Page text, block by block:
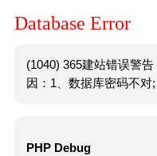
Database Error
(1040) 365建站错误警
因：1、数据库密码不对;
PHP Debug